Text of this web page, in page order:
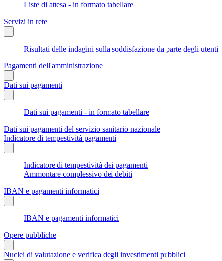
Liste di attesa - in formato tabellare
Servizi in rete
Risultati delle indagini sulla soddisfazione da parte degli utenti
Pagamenti dell'amministrazione
Dati sui pagamenti
Dati sui pagamenti - in formato tabellare
Dati sui pagamenti del servizio sanitario nazionale
Indicatore di tempestività pagamenti
Indicatore di tempestività dei pagamenti
Ammontare complessivo dei debiti
IBAN e pagamenti informatici
IBAN e pagamenti informatici
Opere pubbliche
Nuclei di valutazione e verifica degli investimenti pubblici